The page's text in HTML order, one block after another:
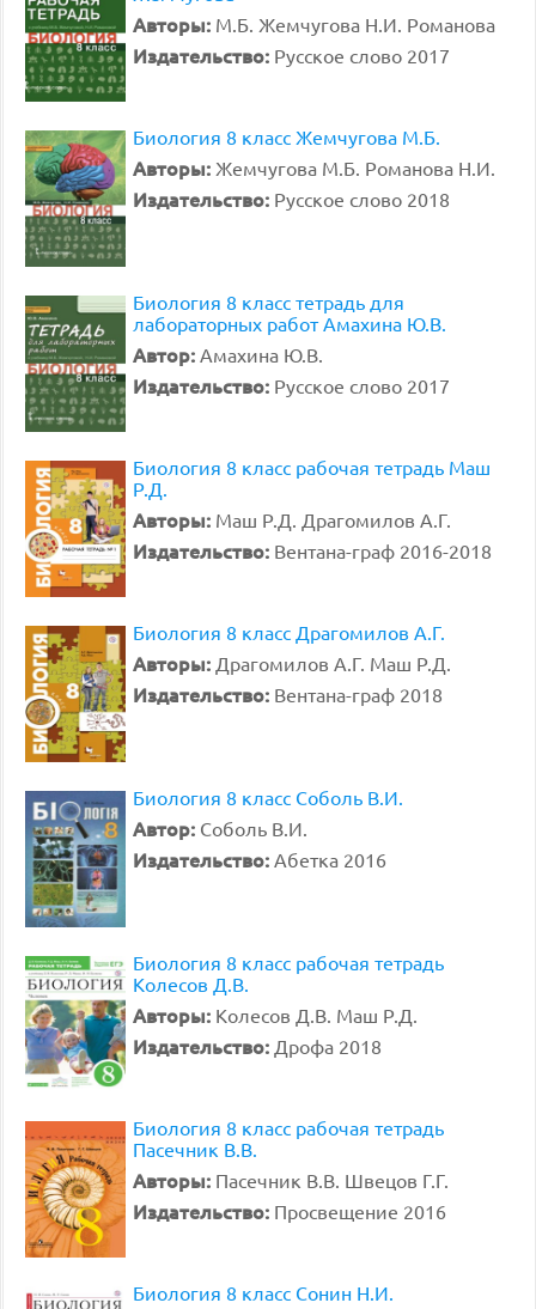
Авторы: М.Б. Жемчугова Н.И. Романова
Издательство: Русское слово 2017
Биология 8 класс Жемчугова М.Б.
Авторы: Жемчугова М.Б. Романова Н.И.
Издательство: Русское слово 2018
Биология 8 класс тетрадь для
лабораторных работ Амахина Ю.В.
Автор: Амахина Ю.В.
Издательство: Русское слово 2017
Биология 8 класс рабочая тетрадь Маш
Р.Д.
Авторы: Маш Р.Д. Драгомилов А.Г.
Издательство: Вентана-граф 2016-2018
Биология 8 класс Драгомилов А.Г.
Авторы: Драгомилов А.Г. Маш Р.Д.
Издательство: Вентана-граф 2018
Биология 8 класс Соболь В.И.
Автор: Соболь В.И.
Издательство: Абетка 2016
Биология 8 класс рабочая тетрадь
Колесов Д.В.
Авторы: Колесов Д.В. Маш Р.Д.
Издательство: Дрофа 2018
Биология 8 класс рабочая тетрадь
Пасечник В.В.
Авторы: Пасечник В.В. Швецов Г.Г.
Издательство: Просвещение 2016
Биология 8 класс Сонин Н.И.